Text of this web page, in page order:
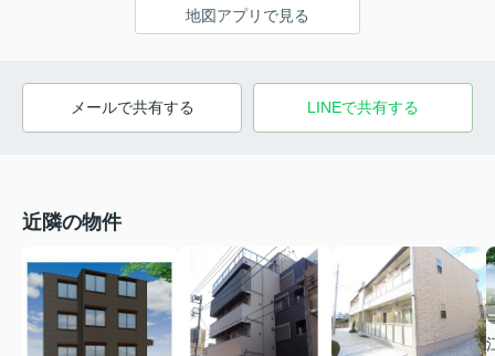
地図アプリで見る
メールで共有する LINEで共有する
近隣の物件